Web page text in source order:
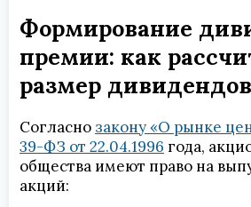
Формирование
премии: как
размер дивидендов
Согласно закону «О рынке
39-ФЗ от 22.04.1996 года,
общества имеют право на
акций: